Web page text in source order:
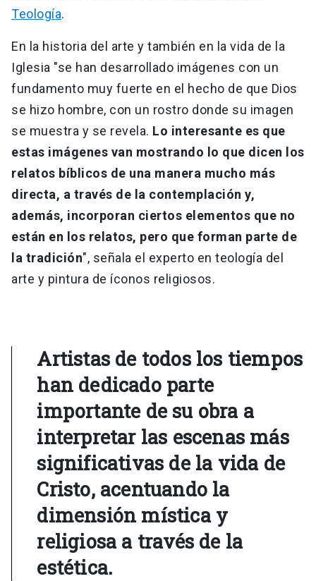
Teología.
En la historia del arte y también en la vida de la
Iglesia "se han desarrollado imágenes con un
fundamento muy fuerte en el hecho de que Dios
se hizo hombre, con un rostro donde su imagen
se muestra y se revela. Lo interesante es que
estas imágenes van mostrando lo que dicen los
relatos bíblicos de una manera mucho más
directa, a través de la contemplación y,
además, incorporan ciertos elementos que no
están en los relatos, pero que forman parte de
la tradición", señala el experto en teología del
arte y pintura de íconos religiosos.
Artistas de todos los tiempos
han dedicado parte
importante de su obra a
interpretar las escenas más
significativas de la vida de
Cristo, acentuando la
dimensión mística y
religiosa a través de la
estética.